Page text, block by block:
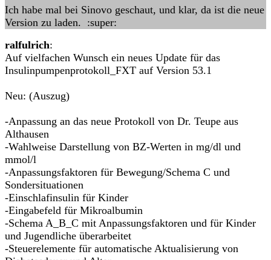
Ich habe mal bei Sinovo geschaut, und klar, da ist die neue
Version zu laden. :super:
ralfulrich:
Auf vielfachen Wunsch ein neues Update für das
Insulinpumpenprotokoll_FXT auf Version 53.1
Neu: (Auszug)
-Anpassung an das neue Protokoll von Dr. Teupe aus
Althausen
-Wahlweise Darstellung von BZ-Werten in mg/dl und
mmol/l
-Anpassungsfaktoren für Bewegung/Schema C und
Sondersituationen
-Einschlafinsulin für Kinder
-Eingabefeld für Mikroalbumin
-Schema A_B_C mit Anpassungsfaktoren und für Kinder
und Jugendliche überarbeitet
-Steuerelemente für automatische Aktualisierung von